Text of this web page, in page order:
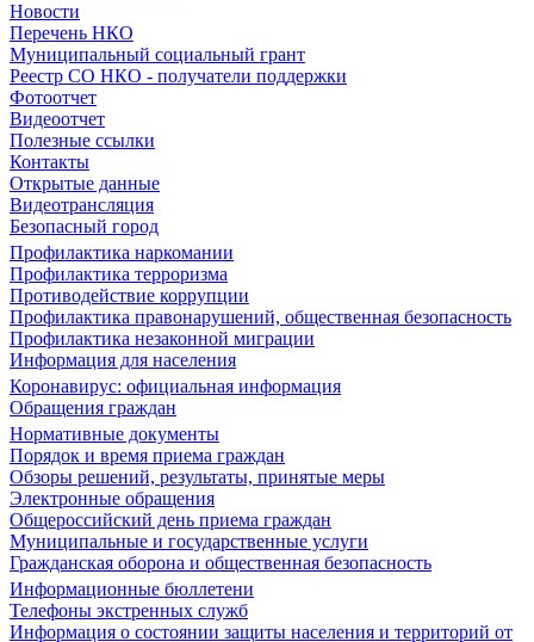
Новости
Перечень НКО
Муниципальный социальный грант
Реестр СО НКО - получатели поддержки
Фотоотчет
Видеоотчет
Полезные ссылки
Контакты
Открытые данные
Видеотрансляция
Безопасный город
Профилактика наркомании
Профилактика терроризма
Противодействие коррупции
Профилактика правонарушений, общественная безопасность
Профилактика незаконной миграции
Информация для населения
Коронавирус: официальная информация
Обращения граждан
Нормативные документы
Порядок и время приема граждан
Обзоры решений, результаты, принятые меры
Электронные обращения
Общероссийский день приема граждан
Муниципальные и государственные услуги
Гражданская оборона и общественная безопасность
Информационные бюллетени
Телефоны экстренных служб
Информация о состоянии защиты населения и территорий от